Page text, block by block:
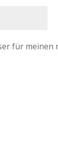
für